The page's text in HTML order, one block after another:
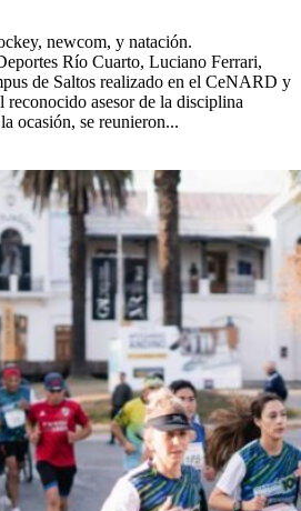
newcom, y natación.
Río Cuarto, Luciano Ferrari,
de Saltos realizado en el CeNARD y
reconocido asesor de la disciplina
ocasión, se reunieron...